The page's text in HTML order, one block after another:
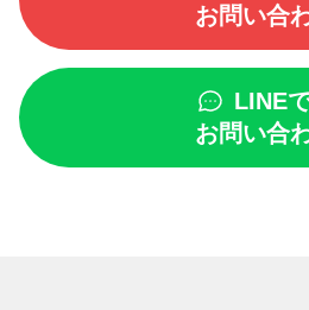
お問い合
LINE
お問い合